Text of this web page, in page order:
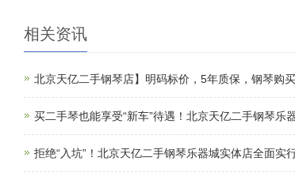
相关资讯
北京天亿二手钢琴店】明码标价，5年质保，钢琴购
买二手琴也能享受“新车”待遇！北京天亿二手钢琴
拒绝“入坑”！北京天亿二手钢琴乐器城实体店全面实